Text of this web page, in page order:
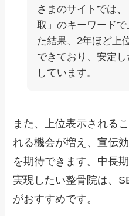
さまのサイトでは
取」のキーワード
た結果、2年ほど上
できており、安定
しています。
また、上位表示される
れる機会が増え、宣伝
を期待できます。中長
実現したい整骨院は、
がおすすめです。